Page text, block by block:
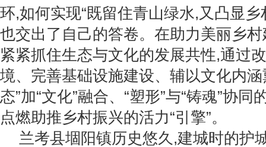
环,如何实现“既留住青山绿水,又凸显乡
也交出了自己的答卷。在助力美丽乡
紧紧抓住生态与文化的发展共性,通过
境、完善基础设施建设、辅以文化内涵
态”加“文化”融合、“塑形”与“铸魂”协
点燃助推乡村振兴的活力“引擎”。
兰考县堌阳镇历史悠久,建城时的护